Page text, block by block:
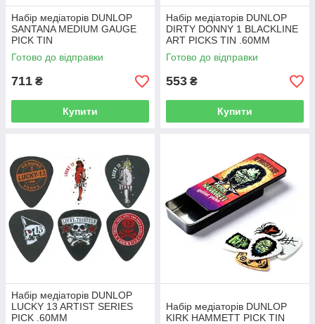
Набір медіаторів DUNLOP
SANTANA MEDIUM GAUGE
PICK TIN
Готово до відправки
711 ₴
Купити
Набір медіаторів DUNLOP
DIRTY DONNY 1 BLACKLINE
ART PICKS TIN .60MM
Готово до відправки
553 ₴
Купити
Набір медіаторів DUNLOP
LUCKY 13 ARTIST SERIES
PICK .60MM
Набір медіаторів DUNLOP
KIRK HAMMETT PICK TIN